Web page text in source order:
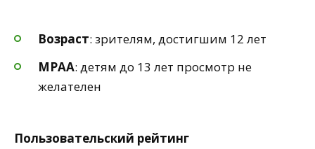
Возраст: зрителям, достигшим 12 лет
MPAA: детям до 13 лет просмотр не
желателен
Пользовательский рейтинг